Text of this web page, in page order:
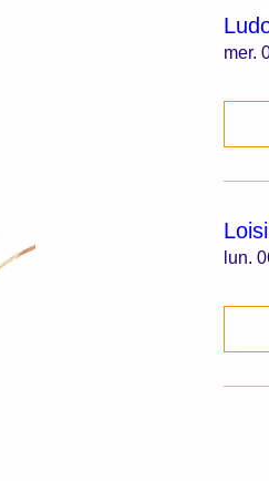
mer.
lun.